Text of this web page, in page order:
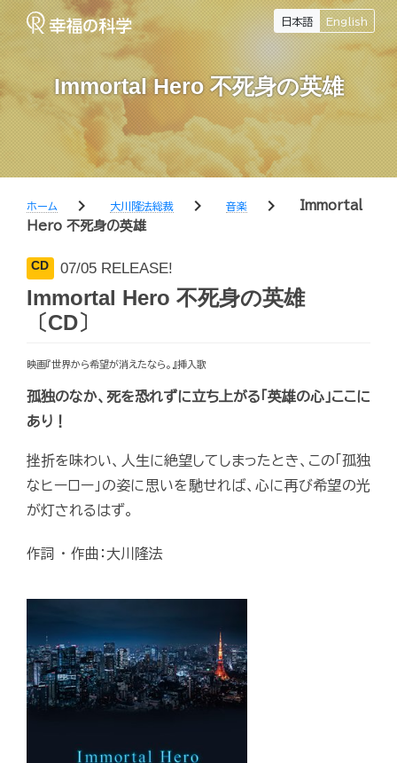
日本語 English
Immortal Hero 不死身の英雄
ホーム chevron_right 大川隆法総裁 chevron_right 音楽 chevron_right
Immortal
Hero 不死身の英雄
CD 07/05 RELEASE!
Immortal Hero 不死身の英雄
〔CD〕
映画『世界から希望が消えたなら。』挿入歌
孤独のなか、死を恐れずに立ち上がる「英雄の心」ここに
あり！
挫折を味わい、人生に絶望してしまったとき、この「孤独
なヒーロー」の姿に思いを馳せれば、心に再び希望の光
が灯されるはず。
作詞 ・ 作曲：大川隆法